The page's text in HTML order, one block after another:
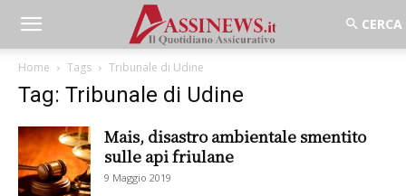
Home Tags Tribunale di Udine
Tag: Tribunale di Udine
Mais, disastro ambientale smentito
sulle api friulane
9 Maggio 2019